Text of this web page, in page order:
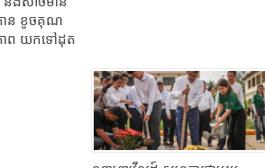
ោន ខូចគុណ
ាព យកទៅដុត